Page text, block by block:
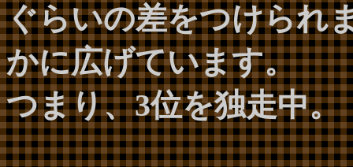
ぐらいの差をつけられ
かに広げています。
つまり、3位を独走中。